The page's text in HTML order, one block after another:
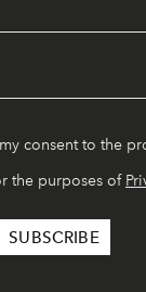
consent to the
the purposes of